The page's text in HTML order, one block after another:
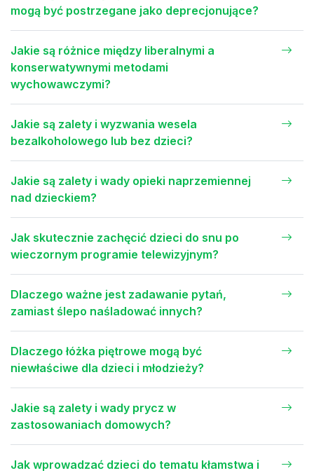
mogą być postrzegane jako deprecjonujące?
Jakie są różnice między liberalnymi a
konserwatywnymi metodami
wychowawczymi?
Jakie są zalety i wyzwania wesela
bezalkoholowego lub bez dzieci?
Jakie są zalety i wady opieki naprzemiennej
nad dzieckiem?
Jak skutecznie zachęcić dzieci do snu po
wieczornym programie telewizyjnym?
Dlaczego ważne jest zadawanie pytań,
zamiast ślepo naśladować innych?
Dlaczego łóżka piętrowe mogą być
niewłaściwe dla dzieci i młodzieży?
Jakie są zalety i wady prycz w
zastosowaniach domowych?
Jak wprowadzać dzieci do tematu kłamstwa i